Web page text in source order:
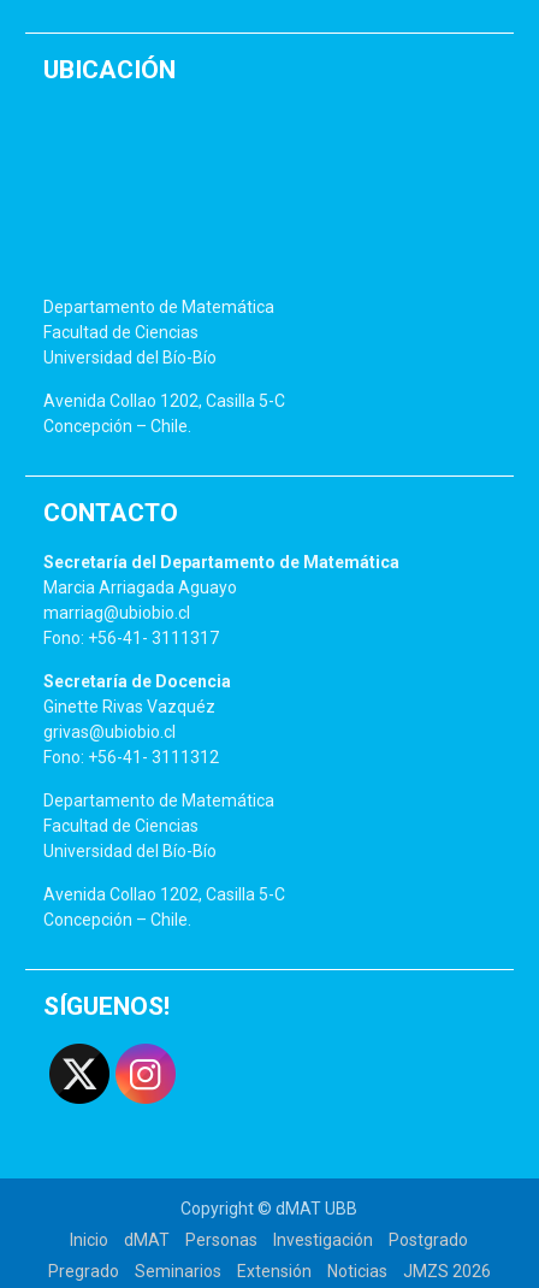
UBICACIÓN
Departamento de Matemática
Facultad de Ciencias
Universidad del Bío-Bío
Avenida Collao 1202, Casilla 5-C
Concepción – Chile.
CONTACTO
Secretaría del Departamento de Matemática
Marcia Arriagada Aguayo
marriag@ubiobio.cl
Fono: +56-41- 3111317
Secretaría de Docencia
Ginette Rivas Vazquéz
grivas@ubiobio.cl
Fono: +56-41- 3111312
Departamento de Matemática
Facultad de Ciencias
Universidad del Bío-Bío
Avenida Collao 1202, Casilla 5-C
Concepción – Chile.
SÍGUENOS!
Copyright © dMAT UBB
Inicio
dMAT Personas Investigación
Postgrado
Pregrado
Seminarios Extensión Noticias JMZS 2026